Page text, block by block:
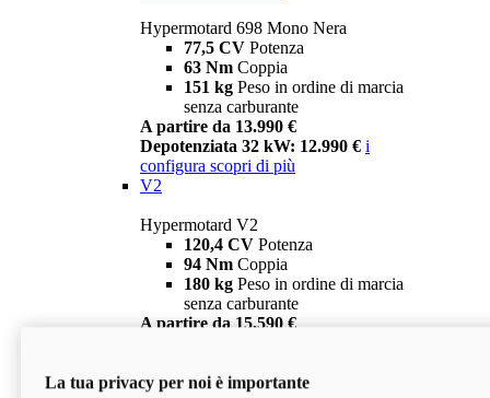
Hypermotard 698 Mono Nera
77,5 CV Potenza
63 Nm Coppia
151 kg Peso in ordine di marcia
senza carburante
A partire da 13.990 €
Depotenziata 32 kW: 12.990 € i
configura scopri di più
V2
Hypermotard V2
120,4 CV Potenza
94 Nm Coppia
180 kg Peso in ordine di marcia
senza carburante
A partire da 15.590 €
V2 SP
La tua privacy per noi è importante